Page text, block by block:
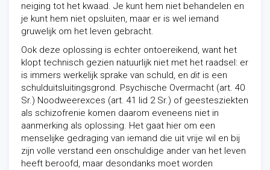
neiging tot het kwaad. Je kunt hem niet behandelen en
je kunt hem niet opsluiten, maar er is wel iemand
gruwelijk om het leven gebracht.
Ook deze oplossing is echter ontoereikend, want het
klopt technisch gezien natuurlijk niet met het raadsel: er
is immers werkelijk sprake van schuld, en dit is een
schulduitsluitingsgrond. Psychische Overmacht (art. 40
Sr.) Noodweerexces (art. 41 lid 2 Sr.) of geestesziekten
als schizofrenie komen daarom eveneens niet in
aanmerking als oplossing. Het gaat hier om een
menselijke gedraging van iemand die uit vrije wil en bij
zijn volle verstand een onschuldige ander van het leven
heeft beroofd, maar desondanks moet worden